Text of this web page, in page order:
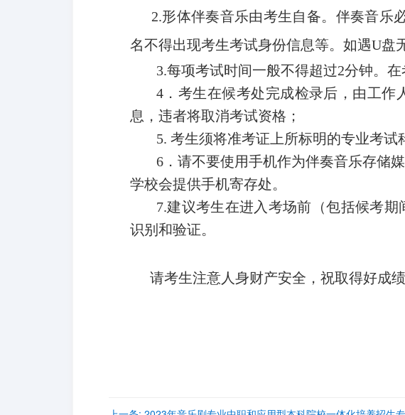
2.形体伴奏音乐由考生自备。伴奏音乐
名不得出现考生考试身份信息等。如遇U盘
3.每项考试时间一般不得超过2分钟。
4 ．考生在候考处完成检录后，由工
息，违者将取消考试资格；
5. 考生须将准考证上所标明的专业考试
6 ．请不要使用手机作为伴奏音乐存储
学校会提供手机寄存处。
7.建议考生在进入考场前（包括候考
识别和验证。
请考生注意人身财产安全，祝取得好成